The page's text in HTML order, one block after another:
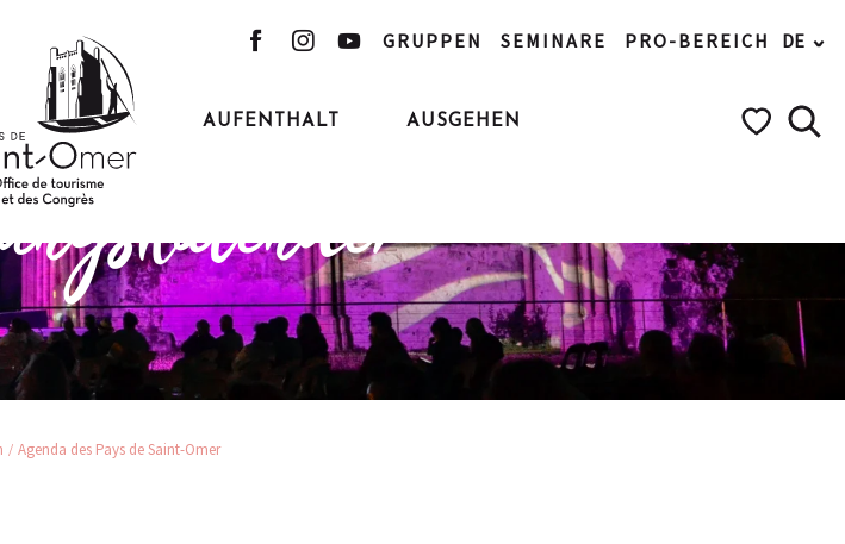
GRUPPEN SEMINARE PRO-BEREICH DE
AUFENTHALT AUSGEHEN
Alltag entfliehen
Agenda des Pays de Saint-Omer